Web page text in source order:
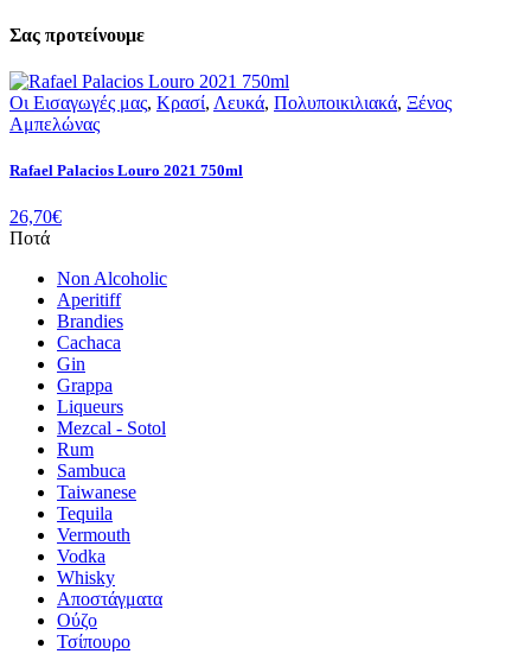
Σας προτείνουμε
Οι Εισαγωγές μας, Κρασί, Λευκά, Πολυποικιλιακά, Ξένος
Αμπελώνας
Rafael Palacios Louro 2021 750ml
26,70€
Ποτά
Non Alcoholic
Aperitiff
Brandies
Cachaca
Gin
Grappa
Liqueurs
Mezcal - Sotol
Rum
Sambuca
Taiwanese
Tequila
Vermouth
Vodka
Whisky
Αποστάγματα
Ούζο
Τσίπουρο